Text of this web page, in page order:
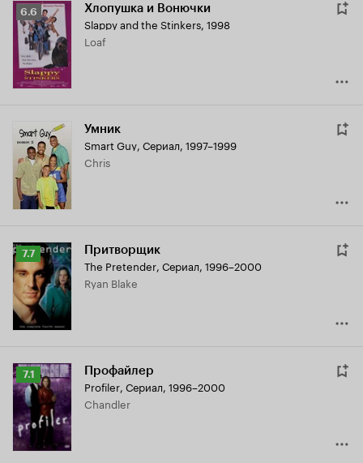
Рейтинг
Кинопоиска
6.6
6.6 Хлопушка и Вонючки
Slappy and the Stinkers, 1998
Loaf
Умник
Smart Guy, Сериал, 1997–1999
Chris
Рейтинг
Кинопоиска
7.7
7.7 Притворщик
The Pretender, Сериал, 1996–2000
Ryan Blake
Рейтинг
Кинопоиска
7.1
7.1 Профайлер
Profiler, Сериал, 1996–2000
Chandler